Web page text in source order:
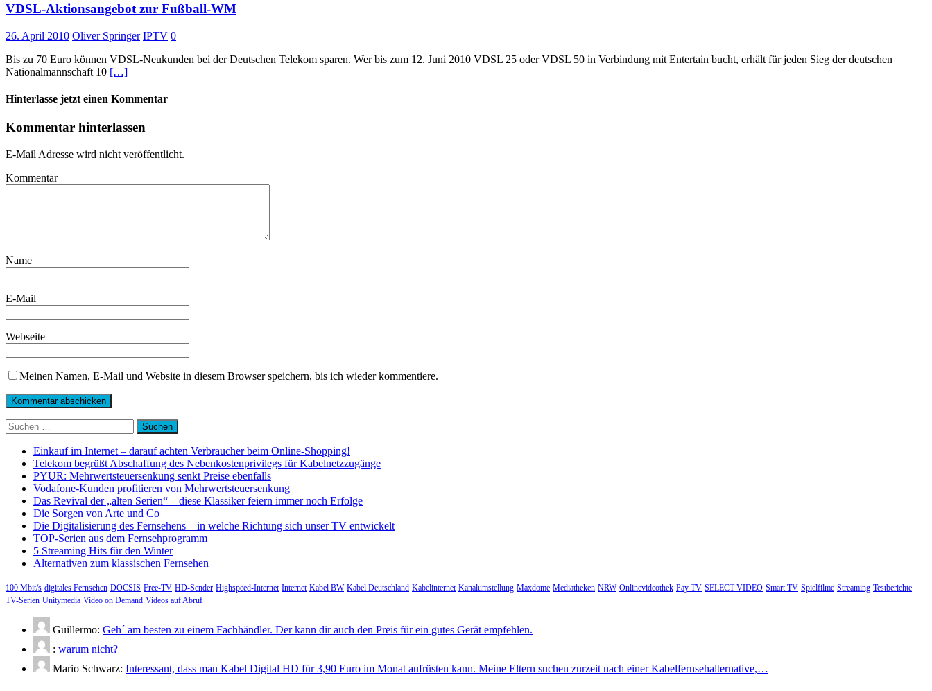
VDSL-Aktionsangebot zur Fußball-WM
26. April 2010 Oliver Springer IPTV 0
Bis zu 70 Euro können VDSL-Neukunden bei der Deutschen Telekom sparen. Wer bis zum 12. Juni 2010 VDSL 25 oder VDSL 50 in Verbindung mit Entertain bucht, erhält für jeden Sieg der deutschen
Nationalmannschaft 10 […]
Hinterlasse jetzt einen Kommentar
Kommentar hinterlassen
E-Mail Adresse wird nicht veröffentlicht.
Kommentar
Name
E-Mail
Webseite
Meinen Namen, E-Mail und Website in diesem Browser speichern, bis ich wieder kommentiere.
Suchen
nach:
Einkauf im Internet – darauf achten Verbraucher beim Online-Shopping!
Telekom begrüßt Abschaffung des Nebenkostenprivilegs für Kabelnetzzugänge
PYUR: Mehrwertsteuersenkung senkt Preise ebenfalls
Vodafone-Kunden profitieren von Mehrwertsteuersenkung
Das Revival der „alten Serien“ – diese Klassiker feiern immer noch Erfolge
Die Sorgen von Arte und Co
Die Digitalisierung des Fernsehens – in welche Richtung sich unser TV entwickelt
TOP-Serien aus dem Fernsehprogramm
5 Streaming Hits für den Winter
Alternativen zum klassischen Fernsehen
100 Mbit/s digitales Fernsehen DOCSIS Free-TV HD-Sender Highspeed-Internet Internet Kabel BW Kabel Deutschland Kabelinternet Kanalumstellung Maxdome Mediatheken NRW Onlinevideothek Pay TV SELECT VIDEO Smart TV Spielfilme Streaming Testberichte
TV-Serien Unitymedia Video on Demand Videos auf Abruf
Guillermo: Geh´ am besten zu einem Fachhändler. Der kann dir auch den Preis für ein gutes Gerät empfehlen.
: warum nicht?
Mario Schwarz: Interessant, dass man Kabel Digital HD für 3,90 Euro im Monat aufrüsten kann. Meine Eltern suchen zurzeit nach einer Kabelfernsehalternative,…